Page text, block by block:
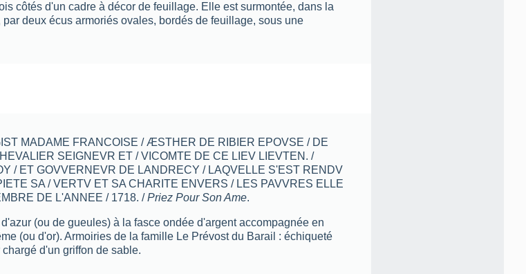
côtés d'un cadre à décor de feuillage. Elle est surmontée, dans la
deux écus armoriés ovales, bordés de feuillage, sous une
MADAME FRANCOISE / ÆSTHER DE RIBIER EPOVSE / DE
SEIGNEVR ET / VICOMTE DE CE LIEV LIEVTEN. /
/ ET GOVVERNEVR DE LANDRECY / LAQVELLE S'EST RENDV
SA / VERTV ET SA CHARITE ENVERS / LES PAVVRES ELLE
DE L'ANNEE / 1718. /Priez Pour Son Ame.
(ou de gueules) à la fasce ondée d'argent accompagnée en
(ou d'or). Armoiries de la famille Le Prévost du Barail : échiqueté
d'un griffon de sable.